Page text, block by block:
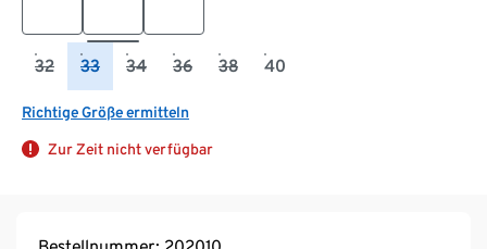
32 33 34 36 38 40
Richtige Größe ermitteln
Zur Zeit nicht verfügbar